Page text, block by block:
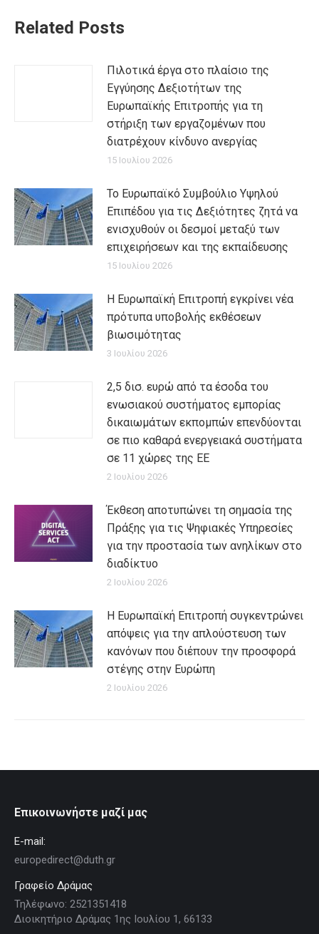
Related Posts
Πιλοτικά έργα στο πλαίσιο της
Εγγύησης Δεξιοτήτων της
Ευρωπαϊκής Επιτροπής για τη
στήριξη των εργαζομένων που
διατρέχουν κίνδυνο ανεργίας
15 Ιουλίου 2026
Το Ευρωπαϊκό Συμβούλιο Υψηλού
Επιπέδου για τις Δεξιότητες ζητά να
ενισχυθούν οι δεσμοί μεταξύ των
επιχειρήσεων και της εκπαίδευσης
15 Ιουλίου 2026
Η Ευρωπαϊκή Επιτροπή εγκρίνει νέα
πρότυπα υποβολής εκθέσεων
βιωσιμότητας
3 Ιουλίου 2026
2,5 δισ. ευρώ από τα έσοδα του
ενωσιακού συστήματος εμπορίας
δικαιωμάτων εκπομπών επενδύονται
σε πιο καθαρά ενεργειακά συστήματα
σε 11 χώρες της ΕΕ
2 Ιουλίου 2026
Έκθεση αποτυπώνει τη σημασία της
Πράξης για τις Ψηφιακές Υπηρεσίες
για την προστασία των ανηλίκων στο
διαδίκτυο
2 Ιουλίου 2026
Η Ευρωπαϊκή Επιτροπή συγκεντρώνει
απόψεις για την απλούστευση των
κανόνων που διέπουν την προσφορά
στέγης στην Ευρώπη
2 Ιουλίου 2026
Επικοινωνήστε μαζί μας
E-mail:
europedirect@duth.gr
Γραφείο Δράμας
Τηλέφωνο: 2521351418
Διοικητήριο Δράμας 1ης Ιουλίου 1, 66133